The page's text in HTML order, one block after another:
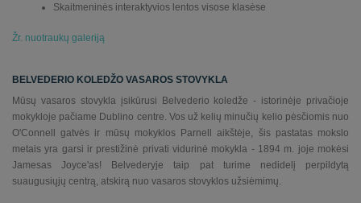
Mongolian
Portuguese
Russian
Spanish
Thai
Skaitmeninės interaktyvios lentos visose klasėse
Žr. nuotraukų galeriją
BELVEDERIO KOLEDŽO VASAROS STOVYKLA
Mūsų vasaros stovykla įsikūrusi Belvederio koledže - istorinėje privačioje
mokykloje pačiame Dublino centre. Vos už kelių minučių kelio pėsčiomis nuo
O'Connell gatvės ir mūsų mokyklos Parnell aikštėje, šis pastatas mokslo
metais yra garsi ir prestižinė privati vidurinė mokykla - 1894 m. joje mokėsi
Jamesas Joyce'as! Belvederyje taip pat turime nedidelį perpildytą
suaugusiųjų centrą, atskirą nuo vasaros stovyklos užsiėmimų.